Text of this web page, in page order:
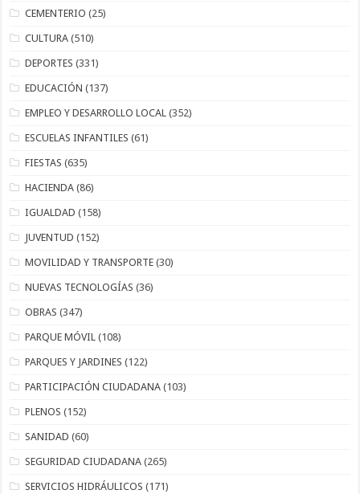
CEMENTERIO (25)
CULTURA (510)
DEPORTES (331)
EDUCACIÓN (137)
EMPLEO Y DESARROLLO LOCAL (352)
ESCUELAS INFANTILES (61)
FIESTAS (635)
HACIENDA (86)
IGUALDAD (158)
JUVENTUD (152)
MOVILIDAD Y TRANSPORTE (30)
NUEVAS TECNOLOGÍAS (36)
OBRAS (347)
PARQUE MÓVIL (108)
PARQUES Y JARDINES (122)
PARTICIPACIÓN CIUDADANA (103)
PLENOS (152)
SANIDAD (60)
SEGURIDAD CIUDADANA (265)
SERVICIOS HIDRÁULICOS (171)